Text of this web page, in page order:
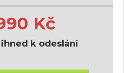
Kč
k odeslání